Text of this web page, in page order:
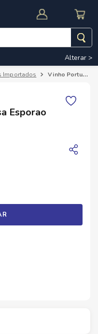
Alterar >
Importados Vinho Português Defesa Esporao Tinto 750ml
Esporao